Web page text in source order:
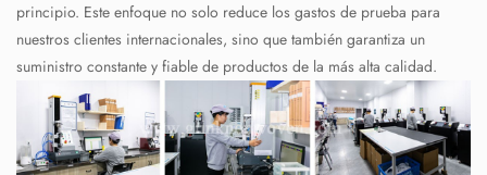
principio. Este enfoque no solo reduce los gastos de prueba para
nuestros clientes internacionales, sino que también garantiza un
suministro constante y fiable de productos de la más alta calidad.